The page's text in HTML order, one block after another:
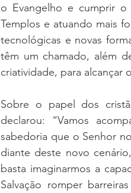
o Evangelho e cumprir
Templos e atuando mais
tecnológicas e novas
têm um chamado, além
criatividade, para alcançar
Sobre o papel dos
declarou: “Vamos
sabedoria que o Senhor
diante deste novo
basta imaginarmos a
Salvação romper